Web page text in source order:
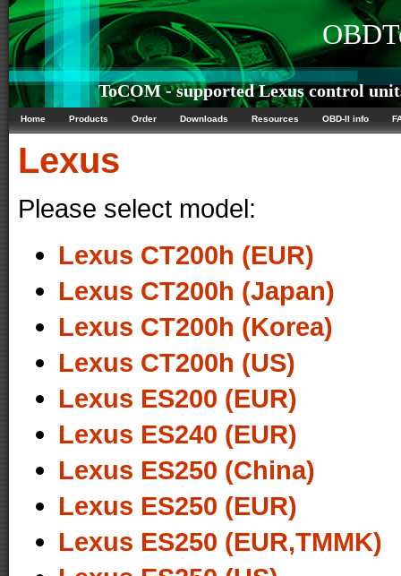
ToCOM - supported Lexus control
Home Products Order Downloads Resources OBD-II info
Lexus
Please select model:
Lexus CT200h (EUR)
Lexus CT200h (Japan)
Lexus CT200h (Korea)
Lexus CT200h (US)
Lexus ES200 (EUR)
Lexus ES240 (EUR)
Lexus ES250 (China)
Lexus ES250 (EUR)
Lexus ES250 (EUR,TMMK)